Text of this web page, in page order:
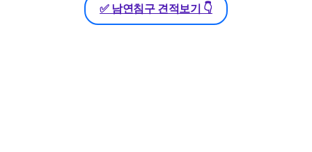
✅ 남연침구 견적보기 👇